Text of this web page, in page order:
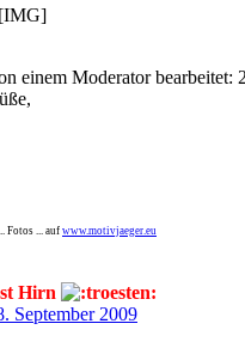
einem Moderator bearbeitet:
Fotos ... auf www.motivjaeger.eu
Hirn
September 2009